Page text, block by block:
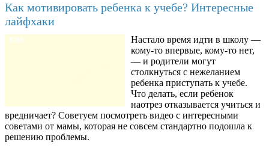
Как мотивировать ребенка к учебе? Интересные
лайфхаки
8780
Настало время идти в школу —
кому-то впервые, кому-то нет,
— и родители могут
столкнуться с нежеланием
ребенка приступать к учебе.
Что делать, если ребенок
наотрез отказывается учиться и
вредничает? Советуем посмотреть видео с интересными
советами от мамы, которая не совсем стандартно подошла к
решению проблемы.